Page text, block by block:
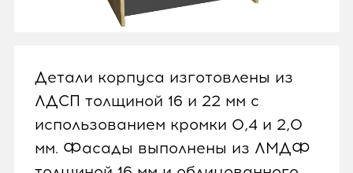
Детали корпуса изготовлены из
ЛДСП толщиной 16 и 22 мм с
использованием кромки 0,4 и 2,0
мм. Фасады выполнены из ЛМДФ